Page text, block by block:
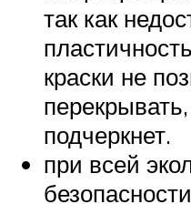
так как
краски не
подчеркнет.
при всей